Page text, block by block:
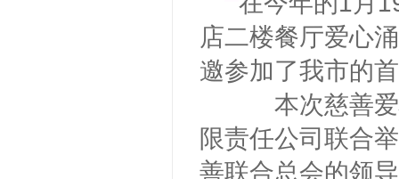
店二楼餐厅爱心
邀参加了我市的
本次慈善爱
限责任公司联合
善联合总会的领